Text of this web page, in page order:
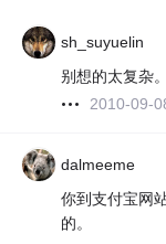
sh_suyuelin
别想的太复杂
2010-09-
dalmeeme
你到支付宝网
的。